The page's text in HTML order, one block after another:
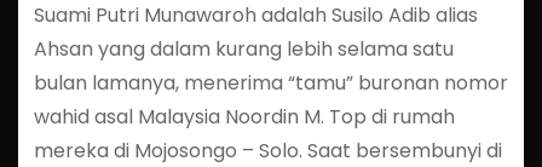
Suami Putri Munawaroh adalah Susilo Adib alias
Ahsan yang dalam kurang lebih selama satu
bulan lamanya, menerima “tamu” buronan nomor
wahid asal Malaysia Noordin M. Top di rumah
mereka di Mojosongo – Solo. Saat bersembunyi di